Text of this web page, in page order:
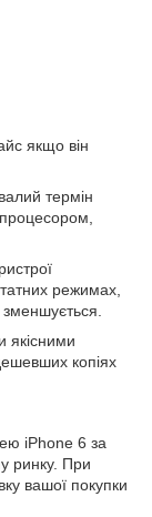
якщо він
термін
режимах,
зменшується.
якісними
копіях
iPhone 6 за
ринку. При
вашої покупки